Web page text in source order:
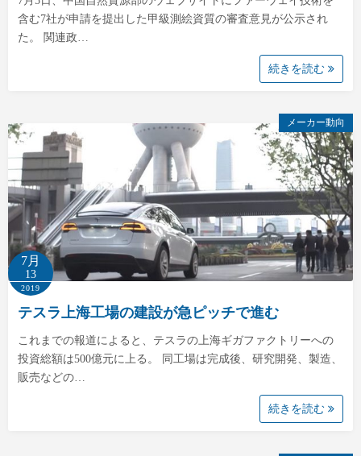
含む7社が申請を提出した甲級測絵資質の審査意見が公示され
た。 関連政…
続きを読む
メーカー動向
7月
13
2019
テスラ上海工場の建設が急ピッチで進む
これまでの報道によると、テスラの上海ギガファクトリーへの
投資総額は500億元に上る。 同工場は完成後、研究開発、製造、
販売などの…
続きを読む